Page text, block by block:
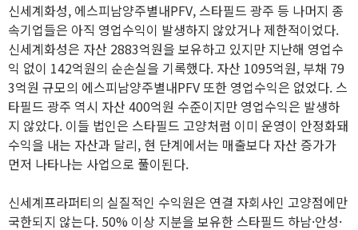
신세계화성, 에스피남양주별내PFV, 스타필드 광주 등 나머지 종
속기업들은 아직 영업수익이 발생하지 않았거나 제한적이었다.
신세계화성은 자산 2883억원을 보유하고 있지만 지난해 영업수
익 없이 142억원의 순손실을 기록했다. 자산 1095억원, 부채 79
3억원 규모의 에스피남양주별내PFV 또한 영업수익은 없었다. 스
타필드 광주 역시 자산 400억원 수준이지만 영업수익은 발생하
지 않았다. 이들 법인은 스타필드 고양처럼 이미 운영이 안정화돼
수익을 내는 자산과 달리, 현 단계에서는 매출보다 자산 증가가
먼저 나타나는 사업으로 풀이된다.
신세계프라퍼티의 실질적인 수익원은 연결 자회사인 고양점에만
국한되지 않는다. 50% 이상 지분을 보유한 스타필드 하남·안성·